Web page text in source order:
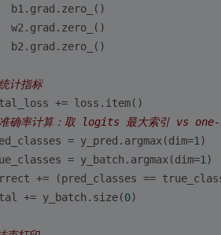
b1.grad.zero_()
w2.grad.zero_()
b2.grad.zero_()
计指标
+= loss.item()
确率计算：取 logits 最大索引 vs one-
= y_pred.argmax(dim=
1 )
= y_batch.argmax(dim=
1 )
+= (pred_classes ==
+= y_batch.size(
0)